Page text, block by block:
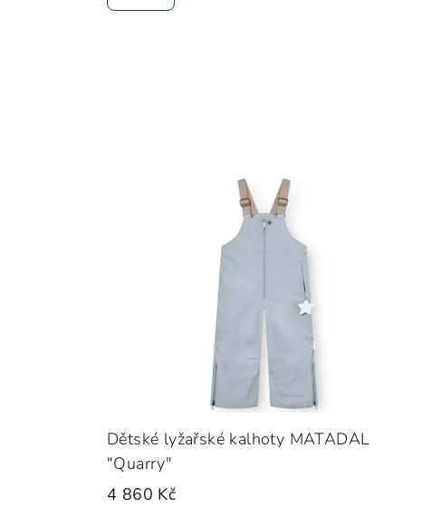
Dětské lyžařské kalhoty MATADAL
"Quarry"
4 860 Kč